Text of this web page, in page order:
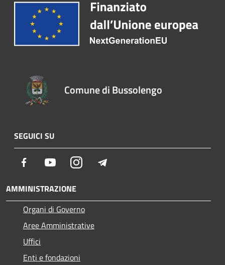
Comune di Bussolengo
SEGUICI SU
Facebook YoutubeInstagram
AMMINISTRAZIONE
Organi di Governo
Aree Amministrative
Uffici
Enti e fondazioni